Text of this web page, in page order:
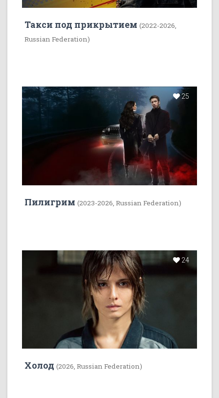
Такси под прикрытием (2022-2026,
Russian Federation)
25
Пилигрим (2023-2026, Russian Federation)
24
Холод (2026, Russian Federation)